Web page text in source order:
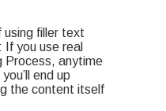
using filler text
you use real
Process, anytime
end up
the content itself